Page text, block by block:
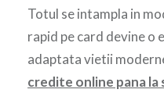
Totul se intampla in
rapid pe card devine o
adaptata vietii
credite online pana la